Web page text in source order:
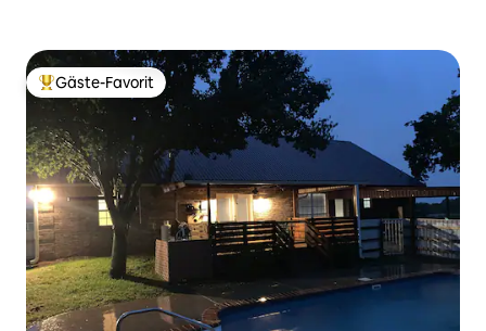
Beliebter Gäste-Favorit.
Gäste-Favorit